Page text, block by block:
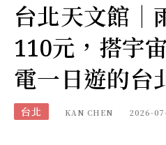
台北天文館｜
110元，搭宇
電一日遊的台
台北 KAN CHEN 2026-